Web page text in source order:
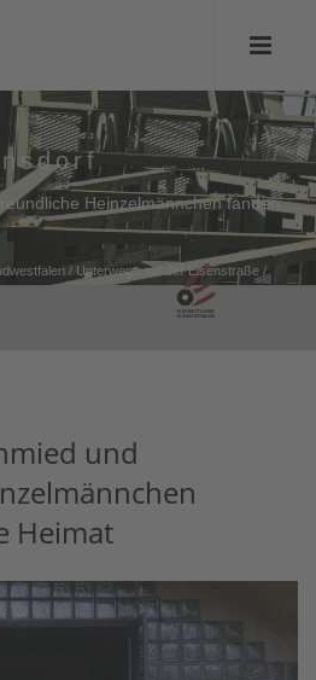
Heinzelmännchen fanden
/ Unterwegs auf der Eisenstraße /
und
Heimat